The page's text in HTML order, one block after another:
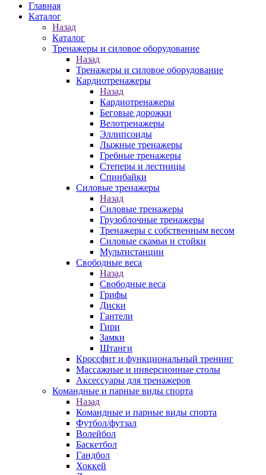
Главная
Каталог
Назад
Каталог
Тренажеры и силовое оборудование
Назад
Тренажеры и силовое оборудование
Кардиотренажеры
Назад
Кардиотренажеры
Беговые дорожки
Велотренажеры
Эллипсоиды
Лыжные тренажеры
Гребные тренажеры
Степеры и лестницы
Спинбайки
Силовые тренажеры
Назад
Силовые тренажеры
Грузоблочные тренажеры
Тренажеры с собственным весом
Силовые скамьи и стойки
Мультистанции
Свободные веса
Назад
Свободные веса
Грифы
Диски
Гантели
Гири
Замки
Штанги
Кроссфит и функциональный тренинг
Массажные и инверсионные столы
Аксессуары для тренажеров
Командные и парные виды спорта
Назад
Командные и парные виды спорта
Футбол/футзал
Волейбол
Баскетбол
Гандбол
Хоккей